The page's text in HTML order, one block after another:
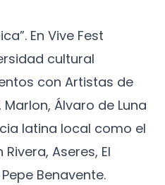
En Vive Fest
cultural
con Artistas de
Álvaro de Luna
latina local como el
Aseres, El
Benavente.